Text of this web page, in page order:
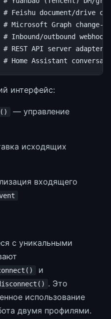
# Feishu document/drive
# Microsoft Graph
outbound webhook
API server adapter
интерфейс:
— управление
исходящих
входящего
с уникальными
и
. Это
использование
двумя профилями.